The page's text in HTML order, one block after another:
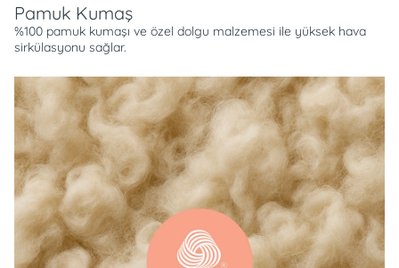
Pamuk Kumaş
%100 pamuk kumaşı ve özel dolgu malzemesi ile yüksek hava
sirkülasyonu sağlar.